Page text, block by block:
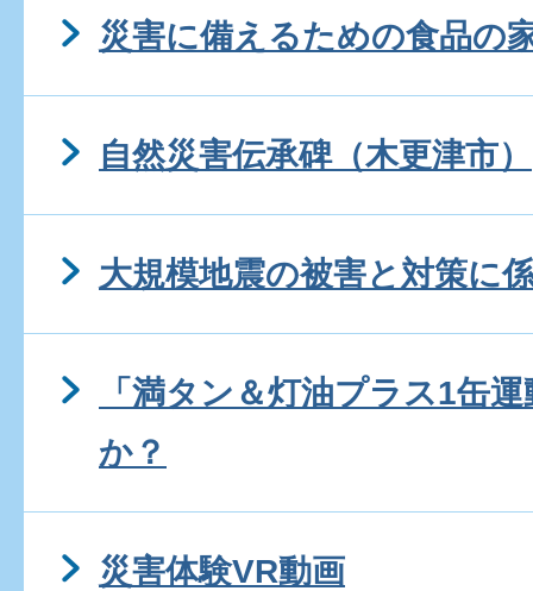
災害に備えるための食品の
自然災害伝承碑（木更津市）
大規模地震の被害と対策に
「満タン＆灯油プラス1缶
か？
災害体験VR動画